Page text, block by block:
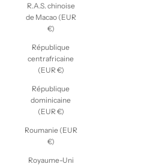
R.A.S. chinoise
de Macao (EUR
€)
République
centrafricaine
(EUR €)
République
dominicaine
(EUR €)
Roumanie (EUR
€)
Royaume-Uni